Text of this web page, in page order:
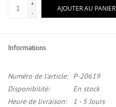
+
-
AJOUTER AU PANIER
Informations
Numéro de l'article:
P-20619
Disponibilité:
En stock
Heure de livraison:
1 - 5 Jours